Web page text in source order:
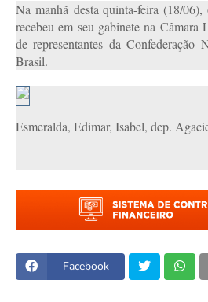
Na manhã desta quinta-feira (18/
recebeu em seu gabinete na
de representantes da Confederação
Brasil.
Esmeralda, Edimar, Isabel, dep.
Facebook